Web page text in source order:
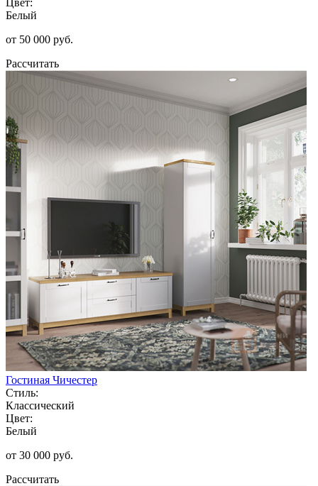
Белый
от 50 000 руб.
Рассчитать
Гостиная Чичестер
Стиль:
Классический
Цвет:
Белый
от 30 000 руб.
Рассчитать